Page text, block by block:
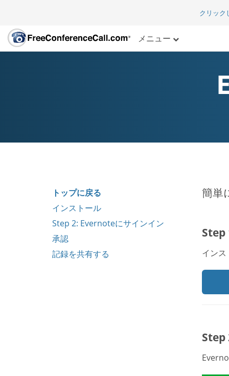
クリック
メニュー
トップに戻る
インストール
Step 2: Evernoteにサインイン
承認
記録を共有する
簡単
Step
イン
Step